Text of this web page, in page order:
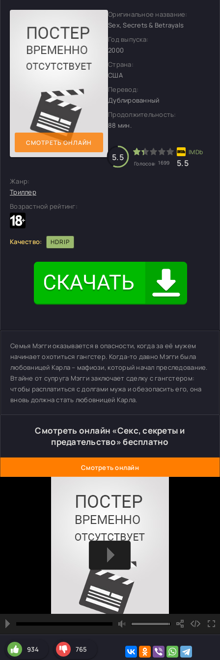
СМОТРЕТЬ ОНЛАЙН
Оригинальное название:
Sex, Secrets & Betrayals
Год выпуска:
2000
Страна:
США
Перевод:
Дублированный
Продолжительность:
88 мин.
5.5
Голосов: 1699 5.5
Жанр:
Триллер
Возрастной рейтинг:
Качество: HDRIP
Семья Мэгги оказывается в опасности, когда за её мужем
начинает охотиться гангстер. Когда-то давно Мэгги была
любовницей Карла – мафиози, который начал преследование.
Втайне от супруга Мэгги заключает сделку с гангстером:
чтобы расплатиться с долгами мужа и обезопасить его, она
вновь должна стать любовницей Карла.
Смотреть онлайн «Секс, секреты и
предательство» бесплатно
Смотреть онлайн
934 765